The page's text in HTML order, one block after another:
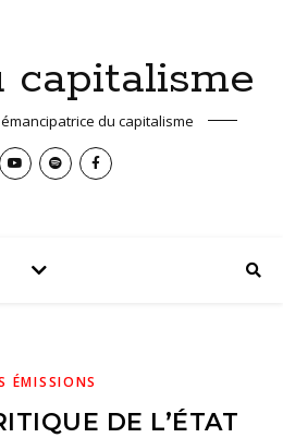
capitalisme
du capitalisme
ÉMISSIONS
DE L’ÉTAT